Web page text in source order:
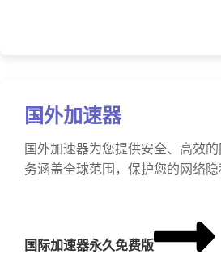
国外加速器
国外加速器为您提供安全、高效
务涵盖全球范围，保护您的网络隐
国际加速器永久免费版